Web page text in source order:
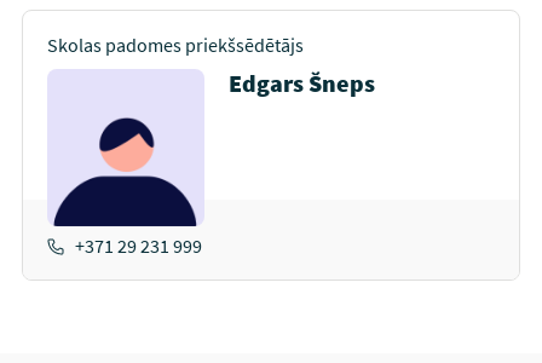
Skolas padomes priekšsēdētājs
Edgars Šneps
+371 29 231 999